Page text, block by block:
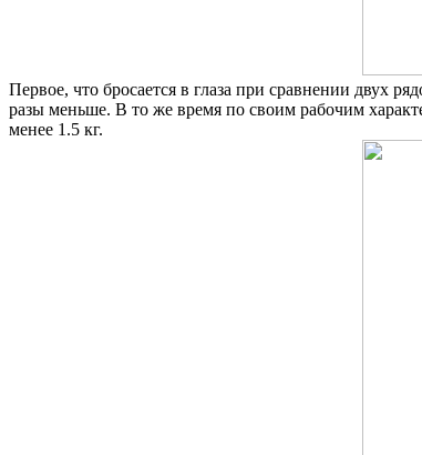
Первое, что бросается в глаза при сравнении двух
разы меньше. В то же время по своим рабочим
менее 1.5 кг.